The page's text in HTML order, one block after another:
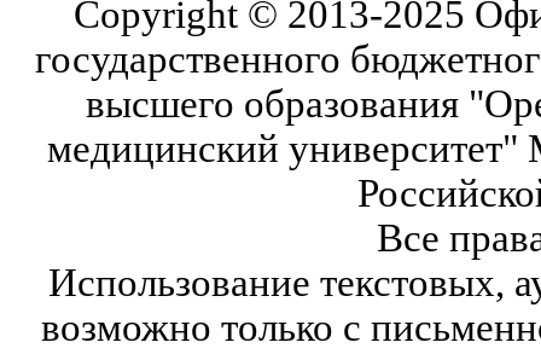
Copyright © 2013-2025
государственного
высшего образования
медицинский университет"
Все
Использование текстовых,
возможно только с